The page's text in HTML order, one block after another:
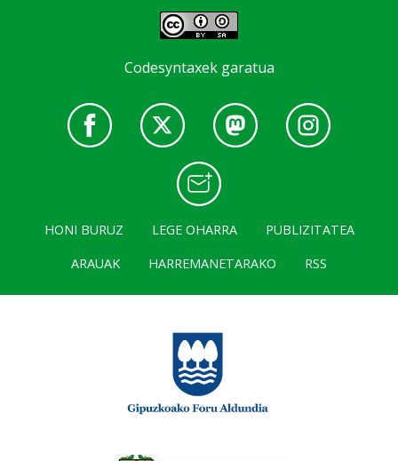
Codesyntaxek garatua
HONI BURUZ LEGE OHARRA
PUBLIZITATEA
ARAUAK
HARREMANETARAKO RSS